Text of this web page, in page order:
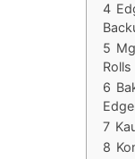
4
5
Rolls
6
7
8